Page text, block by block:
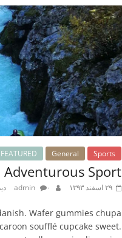
FEATURED General Sports
Adventurous Sport
۲۹ اسفند ۱۳۹۳ admin ۰ دیدگاه
Wafer gummies chupa
soufflé cupcake sweet.